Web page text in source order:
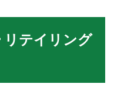
リテイリング